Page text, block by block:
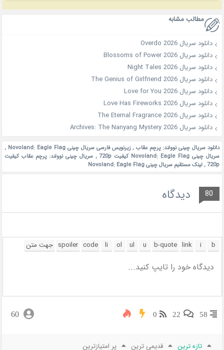
مطالب مشابه
دانلود سریال Overdo 2026
دانلود سریال Blossoms of Power 2026
دانلود سریال Night Tales 2026
دانلود سریال The Genius of Girlfriend 2026
دانلود سریال Love for You 2026
دانلود سریال Love Has Fireworks 2026
دانلود سریال The Eternal Fragrance 2026
دانلود سریال Archives: The Nanyang Mystery 2026
دانلود سریال چینی نوولند: پرچم عقاب,زیرنویس فارسی سریال چینی Novoland: Eagle Flag
,
سریال چینی Novoland: Eagle Flag کیفیت 720p
,سریال چینی نوولند: پرچم عقاب کیفیت
720p
,لینک مستقیم سریال چینی Novoland: Eagle Flag
80 دیدگاه
58
22
0
60
تازه ترین قدیمی ترین پر امتیازترین